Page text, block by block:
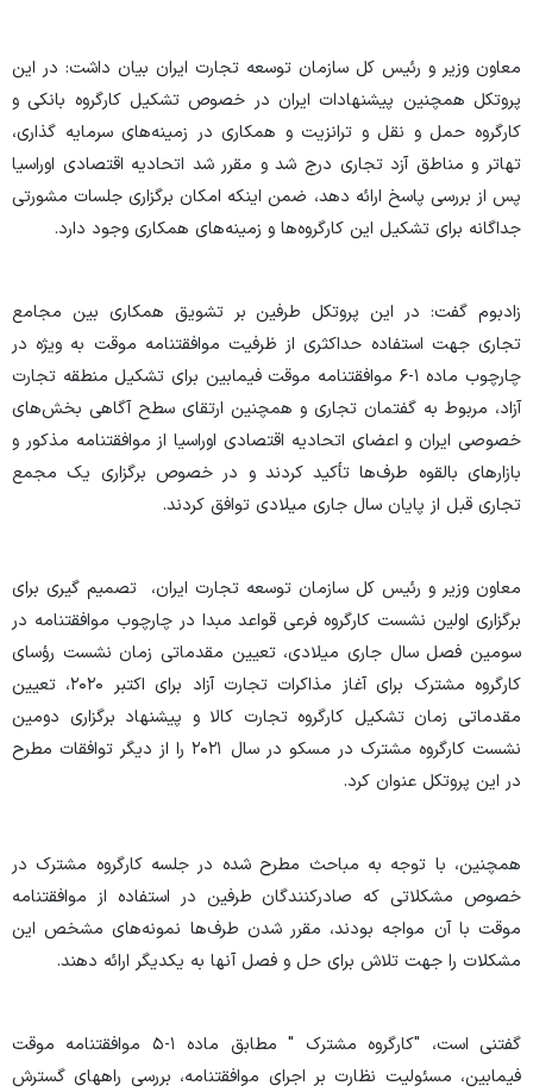
معاون وزیر و رئیس کل سازمان توسعه تجارت ایران بیان داشت: در این
پروتکل همچنین پیشنهادات ایران در خصوص تشکیل کارگروه بانکی و
کارگروه حمل و نقل و ترانزیت و همکاری در زمینه‌های سرمایه گذاری،
تهاتر و مناطق آزد تجاری درج شد و مقرر شد اتحادیه اقتصادی اوراسیا
پس از بررسی پاسخ ارائه دهد، ضمن اینکه امکان برگزاری جلسات مشورتی
جداگانه برای تشکیل این کارگروه‌ها و زمینه‌های همکاری وجود دارد.
زادبوم گفت: در این پروتکل طرفین بر تشویق همکاری بین مجامع
تجاری جهت استفاده حداکثری از ظرفیت موافقتنامه موقت به ویژه در
چارچوب ماده ۱-۶ موافقتنامه موقت فیمابین برای تشکیل منطقه تجارت
آزاد، مربوط به گفتمان تجاری و همچنین ارتقای سطح آگاهی بخش‌های
خصوصی ایران و اعضای اتحادیه اقتصادی اوراسیا از موافقتنامه مذکور و
بازارهای بالقوه طرف‌ها تأکید کردند و در خصوص برگزاری یک مجمع
تجاری قبل از پایان سال جاری میلادی توافق کردند.
معاون وزیر و رئیس کل سازمان توسعه تجارت ایران، تصمیم گیری برای
برگزاری اولین نشست کارگروه فرعی قواعد مبدا در چارچوب موافقتنامه در
سومین فصل سال جاری میلادی، تعیین مقدماتی زمان نشست رؤسای
کارگروه مشترک برای آغاز مذاکرات تجارت آزاد برای اکتبر ۲۰۲۰، تعیین
مقدماتی زمان تشکیل کارگروه تجارت کالا و پیشنهاد برگزاری دومین
نشست کارگروه مشترک در مسکو در سال ۲۰۲۱ را از دیگر توافقات مطرح
در این پروتکل عنوان کرد.
همچنین، با توجه به مباحث مطرح شده در جلسه کارگروه مشترک در
خصوص مشکلاتی که صادرکنندگان طرفین در استفاده از موافقتنامه
موقت با آن مواجه بودند، مقرر شدن طرف‌ها نمونه‌های مشخص این
مشکلات را جهت تلاش برای حل و فصل آنها به یکدیگر ارائه دهند.
گفتنی است، "کارگروه مشترک " مطابق ماده ۱-۵ موافقتنامه موقت
فیمابین، مسئولیت نظارت بر اجرای موافقتنامه، بررسی راههای گسترش